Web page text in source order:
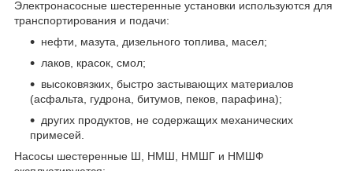
Электронасосные шестеренные установки используются для
транспортирования и подачи:
нефти, мазута, дизельного топлива, масел;
лаков, красок, смол;
высоковязких, быстро застывающих материалов
(асфальта, гудрона, битумов, пеков, парафина);
других продуктов, не содержащих механических
примесей.
Насосы шестеренные Ш, НМШ, НМШГ и НМШФ